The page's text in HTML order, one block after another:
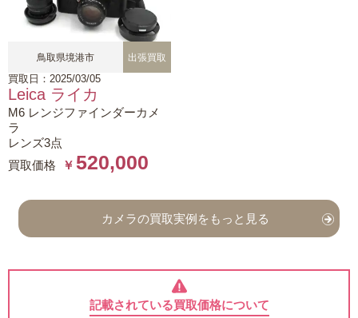
鳥取県境港市 出張買取
買取日：2025/03/05
Leica ライカ
M6 レンジファインダーカメ
ラ
レンズ3点
買取価格
￥ 520,000
カメラの買取実例をもっと見る
記載されている買取価格について